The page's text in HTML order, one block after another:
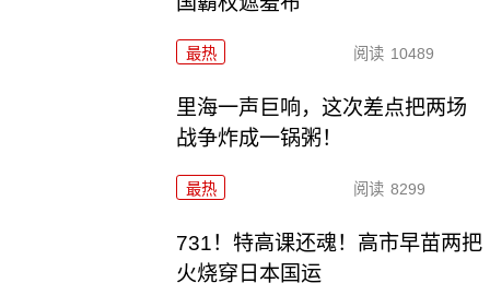
最热 阅读 10489
里海一声巨响，这次差点把两场
战争炸成一锅粥！
最热 阅读 8299
731！特高课还魂！高市早苗两把
火烧穿日本国运